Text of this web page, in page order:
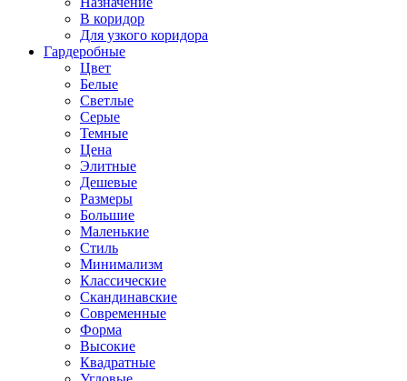
В коридор
Для узкого коридора
Гардеробные
Цвет
Белые
Светлые
Серые
Темные
Цена
Элитные
Дешевые
Размеры
Большие
Маленькие
Стиль
Минимализм
Классические
Скандинавские
Современные
Форма
Высокие
Квадратные